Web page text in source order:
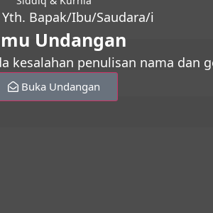
Yth. Bapak/Ibu/Saudara/i
Undangan
kesalahan penulisan nama dan
Buka Undangan